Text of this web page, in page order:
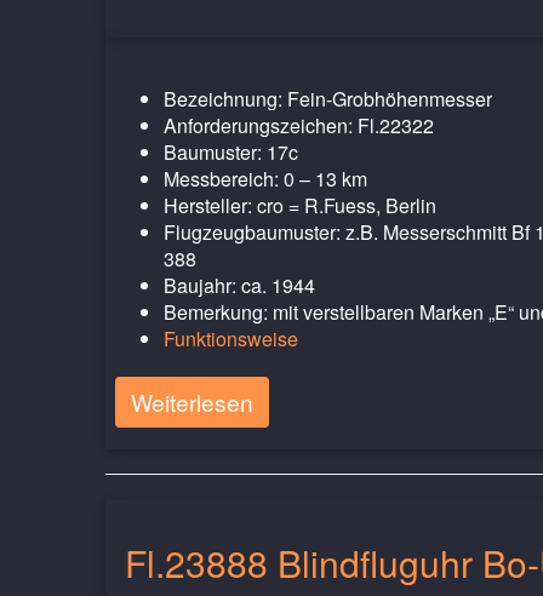
Bezeichnung: Fein-Grobhöhenmesser
Anforderungszeichen: Fl.22322
Baumuster: 17c
Messbereich: 0 – 13 km
Hersteller: cro = R.Fuess, Berlin
Flugzeugbaumuster: z.B. Messerschmitt
388
Baujahr: ca. 1944
Bemerkung: mit verstellbaren Marken „E“
Funktionsweise
Weiterlesen
Fl.23888 Blindfluguhr